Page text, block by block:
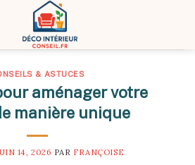
& ASTUCES
aménager votre
manière unique
14, 2026 PAR FRANÇOISE